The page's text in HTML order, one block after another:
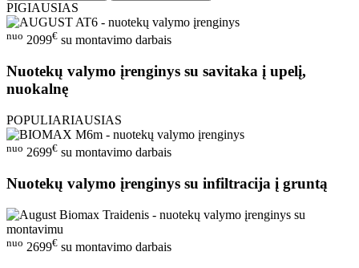
PIGIAUSIAS
nuo 2099€ su montavimo darbais
Nuotekų valymo įrenginys su savitaka į upelį,
nuokalnę
POPULIARIAUSIAS
nuo 2699€ su montavimo darbais
Nuotekų valymo įrenginys su infiltracija į gruntą
nuo 2699€ su montavimo darbais